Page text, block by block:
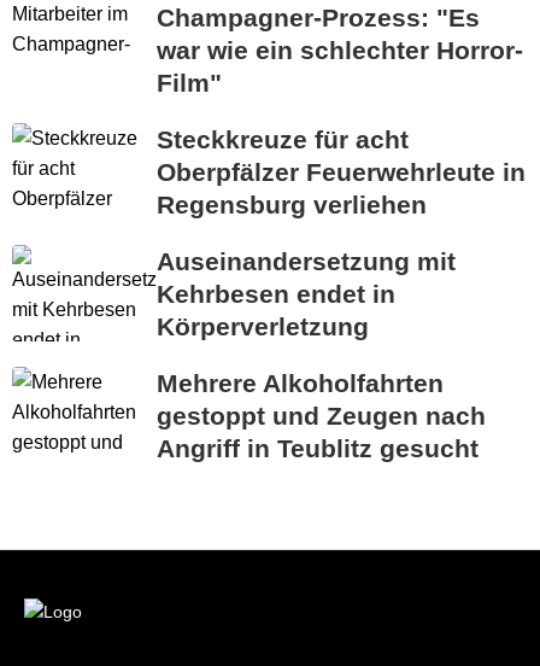
Champagner-Prozess: "Es
war wie ein schlechter Horror-
Film"
Steckkreuze für acht
Oberpfälzer Feuerwehrleute in
Regensburg verliehen
Auseinandersetzung mit
Kehrbesen endet in
Körperverletzung
Mehrere Alkoholfahrten
gestoppt und Zeugen nach
Angriff in Teublitz gesucht